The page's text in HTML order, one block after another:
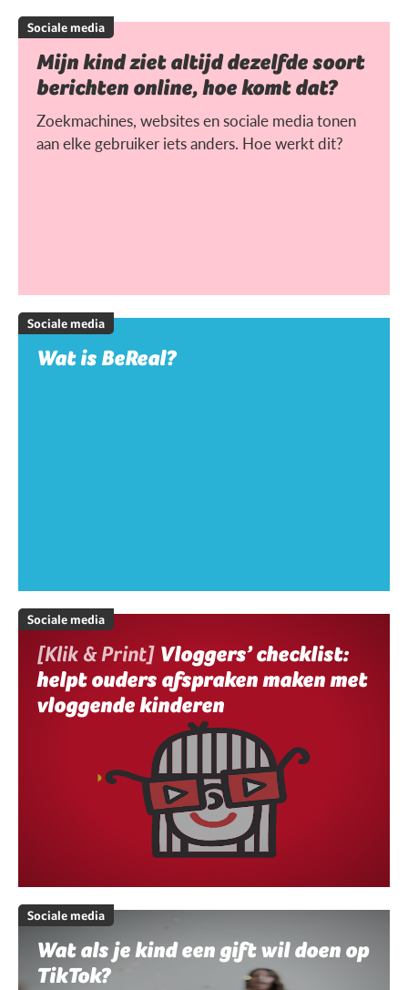
Sociale media
Mijn kind ziet altijd dezelfde soort
berichten online, hoe komt dat?
Zoekmachines, websites en sociale media tonen
aan elke gebruiker iets anders. Hoe werkt dit?
Sociale media
Wat is BeReal?
Sociale media
[Klik & Print] Vloggers’ checklist:
helpt ouders afspraken maken met
vloggende kinderen
Sociale media
Wat als je kind een gift wil doen op
TikTok?